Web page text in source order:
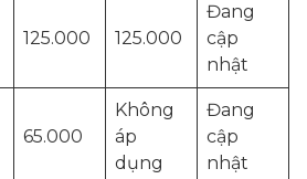
125.000 125.000
Đang
cập
nhật
65.000
Không
áp
dụng
Đang
cập
nhật